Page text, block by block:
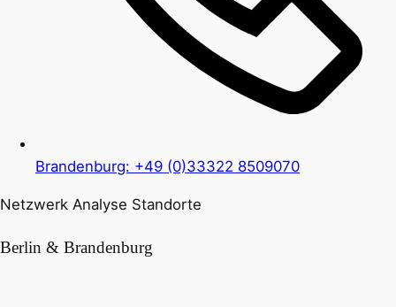
Brandenburg: +49 (0)33322 8509070
Netzwerk Analyse Standorte
Berlin & Brandenburg